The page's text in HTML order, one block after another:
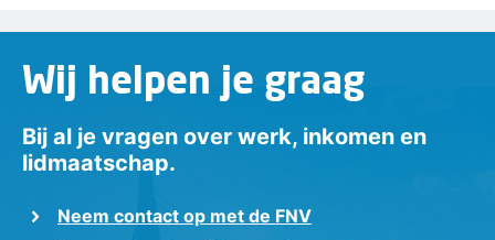
Wij helpen je graag
Bij al je vragen over werk, inkomen en
lidmaatschap.
Neem contact op met de FNV